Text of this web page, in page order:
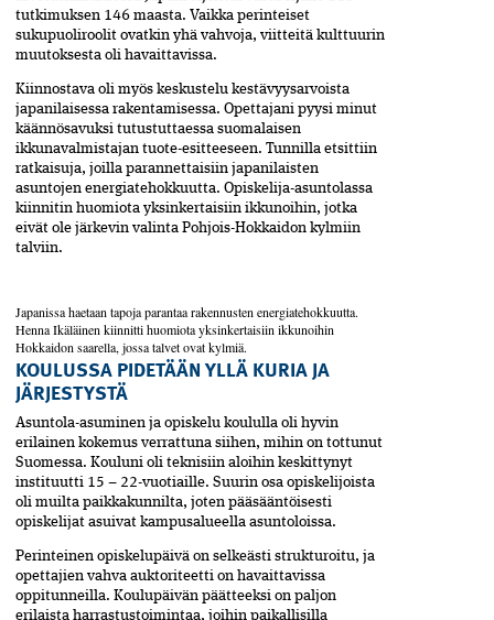
tutkimuksen 146 maasta. Vaikka perinteiset
sukupuoliroolit ovatkin yhä vahvoja, viitteitä kulttuurin
muutoksesta oli havaittavissa.
Kiinnostava oli myös keskustelu kestävyysarvoista
japanilaisessa rakentamisessa. Opettajani pyysi minut
käännösavuksi tutustuttaessa suomalaisen
ikkunavalmistajan tuote-esitteeseen. Tunnilla etsittiin
ratkaisuja, joilla parannettaisiin japanilaisten
asuntojen energiatehokkuutta. Opiskelija-asuntolassa
kiinnitin huomiota yksinkertaisiin ikkunoihin, jotka
eivät ole järkevin valinta Pohjois-Hokkaidon kylmiin
talviin.
Japanissa haetaan tapoja parantaa rakennusten energiatehokkuutta.
Henna Ikäläinen kiinnitti huomiota yksinkertaisiin ikkunoihin
Hokkaidon saarella, jossa talvet ovat kylmiä.
KOULUSSA PIDETÄÄN YLLÄ ­KURIA JA
JÄRJESTYSTÄ
Asuntola-asuminen ja opiskelu koululla oli hyvin
erilainen kokemus verrattuna siihen, mihin on tottunut
Suomessa. Kouluni oli teknisiin aloihin keskittynyt
instituutti 15 – 22-vuotiaille. Suurin osa opiskelijoista
oli muilta paikkakunnilta, joten pääsääntöisesti
opiskelijat asuivat kampusalueella asuntoloissa.
Perinteinen opiskelupäivä on selkeästi­ strukturoitu, ja
opettajien vahva auktoriteetti on havaittavissa
oppitunneilla. Koulu­päivän päätteeksi on paljon
erilaista harrastustoimintaa, joihin paikallisilla